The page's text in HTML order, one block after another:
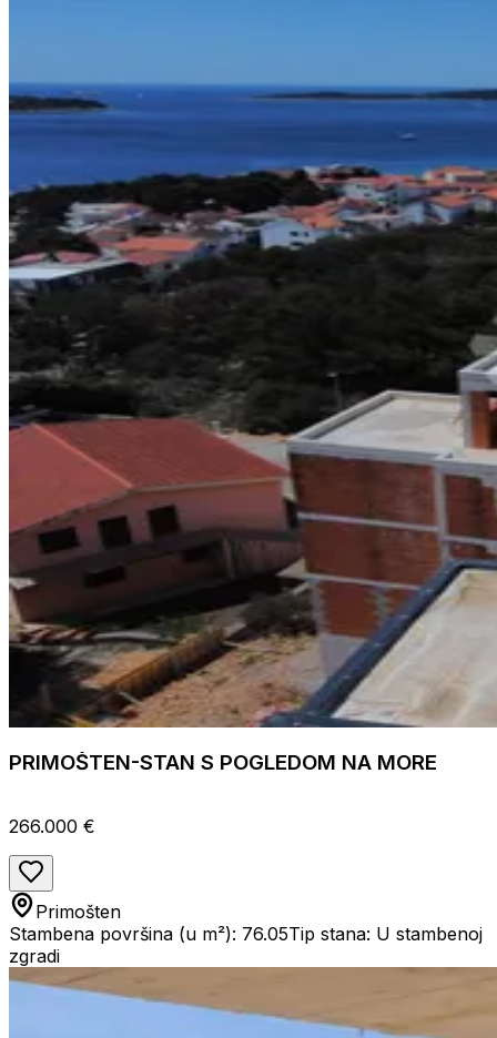
PRIMOŠTEN-STAN S POGLEDOM NA MORE
266.000 €
Primošten
Stambena površina (u m²): 76.05Tip stana: U stambenoj
zgradi